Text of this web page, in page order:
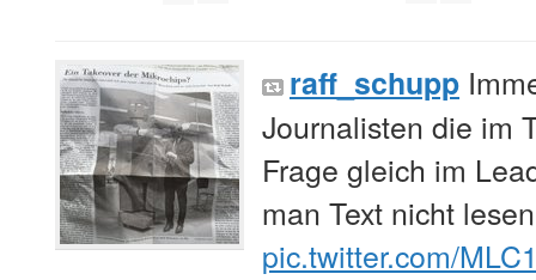
raff_schupp
Journalisten die im
Frage gleich im
man Text nicht lesen
pic.twitter.com/